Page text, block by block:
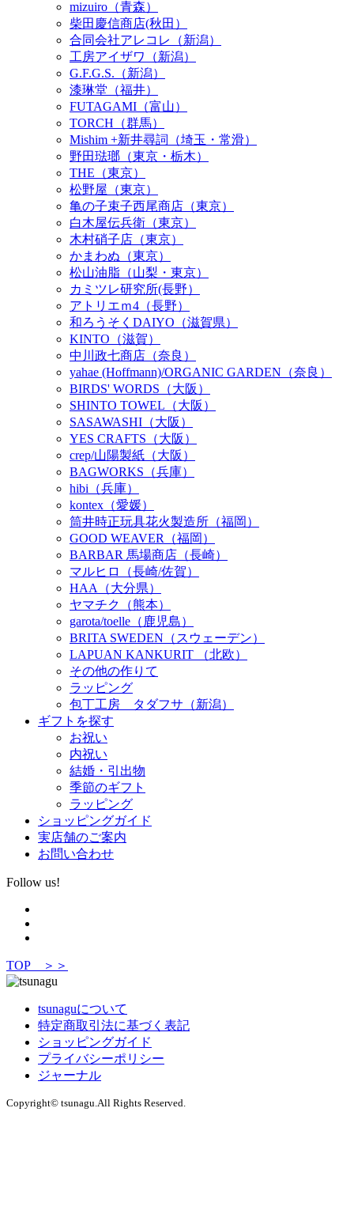
mizuiro（青森）
柴田慶信商店(秋田）
合同会社アレコレ（新潟）
工房アイザワ（新潟）
G.F.G.S.（新潟）
漆琳堂（福井）
FUTAGAMI（富山）
TORCH（群馬）
Mishim +新井尋詞（埼玉・常滑）
野田琺瑯（東京・栃木）
THE（東京）
松野屋（東京）
亀の子束子西尾商店（東京）
白木屋伝兵衛（東京）
木村硝子店（東京）
かまわぬ（東京）
松山油脂（山梨・東京）
カミツレ研究所(長野）
アトリエｍ4（長野）
和ろうそくDAIYO（滋賀県）
KINTO（滋賀）
中川政七商店（奈良）
yahae (Hoffmann)/ORGANIC GARDEN（奈良）
BIRDS' WORDS（大阪）
SHINTO TOWEL（大阪）
SASAWASHI（大阪）
YES CRAFTS（大阪）
crep/山陽製紙（大阪）
BAGWORKS（兵庫）
hibi（兵庫）
kontex（愛媛）
筒井時正玩具花火製造所（福岡）
GOOD WEAVER（福岡）
BARBAR 馬場商店（長崎）
マルヒロ（長崎/佐賀）
HAA（大分県）
ヤマチク（熊本）
garota/toelle（鹿児島）
BRITA SWEDEN（スウェーデン）
LAPUAN KANKURIT （北欧）
その他の作りて
ラッピング
包丁工房 タダフサ（新潟）
ギフトを探す
お祝い
内祝い
結婚・引出物
季節のギフト
ラッピング
ショッピングガイド
実店舗のご案内
お問い合わせ
Follow us!
TOP ＞＞
tsunaguについて
特定商取引法に基づく表記
ショッピングガイド
プライバシーポリシー
ジャーナル
Copyright© tsunagu.All Rights Reserved.